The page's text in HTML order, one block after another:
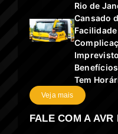
Rio de
Cansado
Tem
Veja mais
FALE COM A